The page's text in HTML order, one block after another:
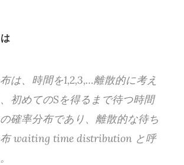
は、時間を1,2,3,…離散的に考え
初めてのSを得るまで待つ時間
確率分布であり、離散的な待ち
waiting time distribution と呼